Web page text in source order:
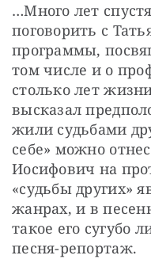
…Много лет
поговорить с
программы,
том числе и о
столько лет
высказал
жили судьбами
себе» можно
Иосифович на
«судьбы других»
жанрах, и в
такое его сугубо
песня-репортаж.